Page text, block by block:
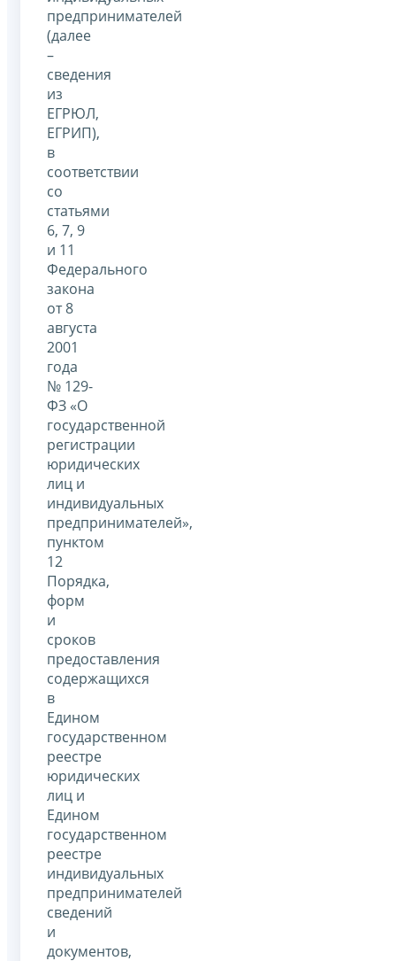
предпринимателей
(далее
–
сведения
из
ЕГРЮЛ,
ЕГРИП),
в
соответствии
со
статьями
6, 7, 9
и 11
Федерального
закона
от 8
августа
2001
года
№ 129-
ФЗ «О
государственной
регистрации
юридических
лиц и
индивидуальных
предпринимателей»,
пунктом
12
Порядка,
форм
и
сроков
предоставления
содержащихся
в
Едином
государственном
реестре
юридических
лиц и
Едином
государственном
реестре
индивидуальных
предпринимателей
сведений
и
документов,